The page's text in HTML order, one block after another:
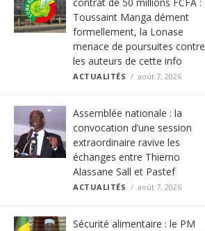
Toussaint Manga dément
formellement, la Lonase
menace de poursuites contre
les auteurs de cette info
ACTUALITÉS août 7, 2026
Assemblée nationale : la
convocation d’une session
extraordinaire ravive les
échanges entre Thierno
Alassane Sall et Pastef
ACTUALITÉS août 7, 2026
Sécurité alimentaire : le PM